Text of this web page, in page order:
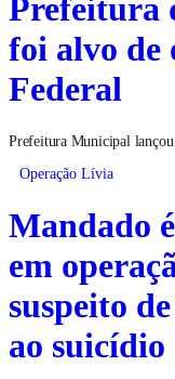
foi alvo de
Federal
Prefeitura Municipal lançou
Operação Lívia
Mandado
em
suspeito
ao suicídio